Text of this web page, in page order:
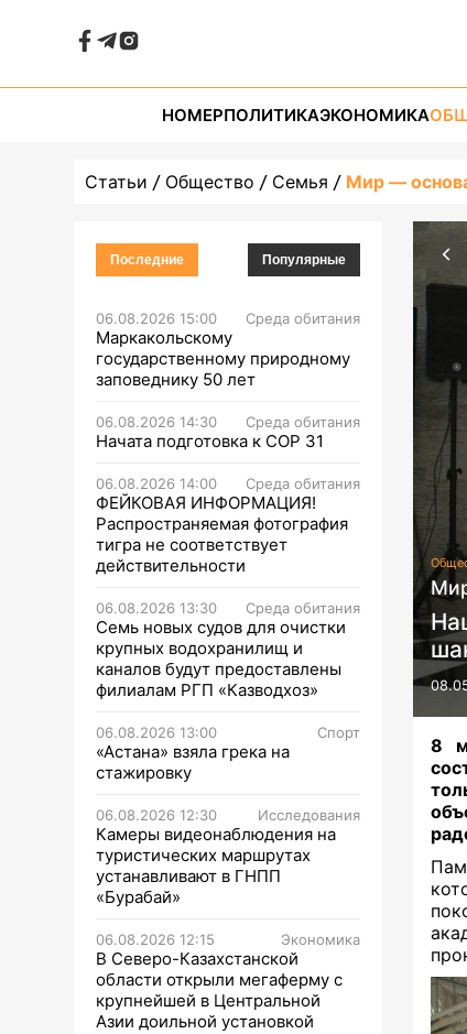
НОМЕРПОЛИТИКАЭКОНОМИКА
Статьи Общество Семья Мир —
Последние Популярные
06.08.2026 15:00 Среда обитания
Маркакольскому
государственному природному
заповеднику 50 лет
06.08.2026 14:30 Среда обитания
Начата подготовка к СОР 31
06.08.2026 14:00 Среда обитания
ФЕЙКОВАЯ ИНФОРМАЦИЯ!
Распространяемая фотография
тигра не соответствует
действительности
06.08.2026 13:30 Среда обитания
Семь новых судов для очистки
крупных водохранилищ и
каналов будут предоставлены
филиалам РГП «Казводхоз»
06.08.2026 13:00 Спорт
«Астана» взяла грека на
стажировку
06.08.2026 12:30 Исследования
Камеры видеонаблюдения на
туристических маршрутах
устанавливают в ГНПП
«Бурабай»
06.08.2026 12:15 Экономика
В Северо-Казахстанской
области открыли мегаферму с
крупнейшей в Центральной
Азии доильной установкой
8